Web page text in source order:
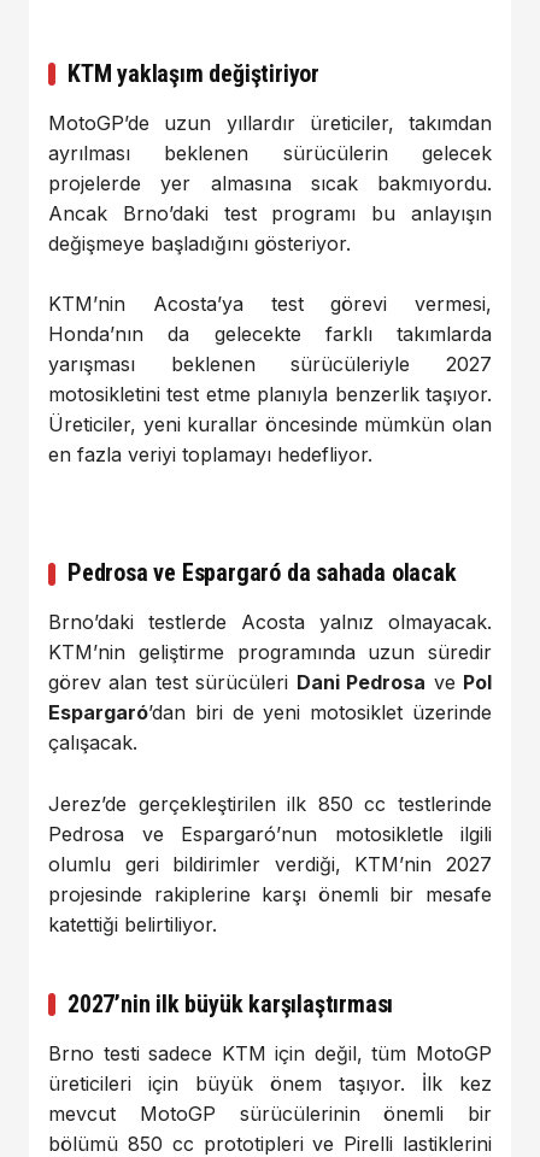
KTM yaklaşım değiştiriyor
MotoGP’de uzun yıllardır üreticiler, takımdan
ayrılması beklenen sürücülerin gelecek
projelerde yer almasına sıcak bakmıyordu.
Ancak Brno’daki test programı bu anlayışın
değişmeye başladığını gösteriyor.
KTM’nin Acosta’ya test görevi vermesi,
Honda’nın da gelecekte farklı takımlarda
yarışması beklenen sürücüleriyle 2027
motosikletini test etme planıyla benzerlik taşıyor.
Üreticiler, yeni kurallar öncesinde mümkün olan
en fazla veriyi toplamayı hedefliyor.
Pedrosa ve Espargaró da sahada olacak
Brno’daki testlerde Acosta yalnız olmayacak.
KTM’nin geliştirme programında uzun süredir
görev alan test sürücüleri Dani Pedrosa ve Pol
Espargaró’dan biri de yeni motosiklet üzerinde
çalışacak.
Jerez’de gerçekleştirilen ilk 850 cc testlerinde
Pedrosa ve Espargaró’nun motosikletle ilgili
olumlu geri bildirimler verdiği, KTM’nin 2027
projesinde rakiplerine karşı önemli bir mesafe
katettiği belirtiliyor.
2027’nin ilk büyük karşılaştırması
Brno testi sadece KTM için değil, tüm MotoGP
üreticileri için büyük önem taşıyor. İlk kez
mevcut MotoGP sürücülerinin önemli bir
bölümü 850 cc prototipleri ve Pirelli lastiklerini